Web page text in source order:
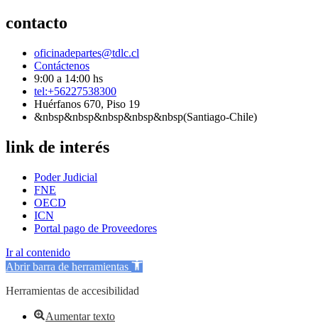
contacto
oficinadepartes@tdlc.cl
Contáctenos
9:00 a 14:00 hs
tel:+56227538300
Huérfanos 670, Piso 19
&nbsp&nbsp&nbsp&nbsp&nbsp(Santiago-Chile)
link de interés
Poder Judicial
FNE
OECD
ICN
Portal pago de Proveedores
Ir al contenido
Abrir barra de herramientas
Herramientas de accesibilidad
Aumentar texto